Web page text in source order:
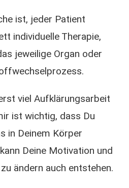
ist, jeder Patient
individuelle Therapie,
jeweilige Organ oder
viel Aufklärungsarbeit
ist wichtig, dass Du
in Deinem Körper
Deine Motivation und
ändern auch entstehen.